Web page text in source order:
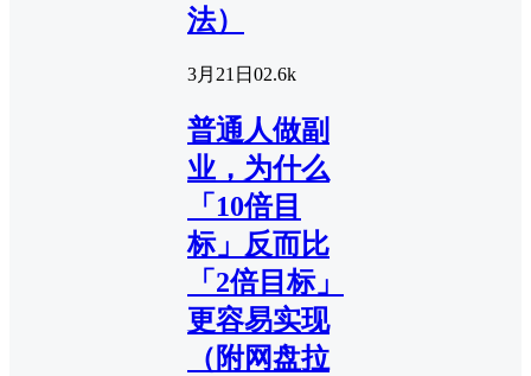
法）
3月21日 02.6k
普通人做副
业，为什么
「10倍目
标」反而比
「2倍目标」
更容易实现
（附网盘拉